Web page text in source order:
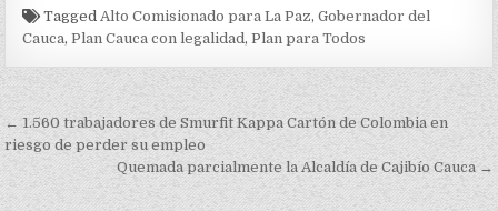
TaggedAlto Comisionado para La Paz,Gobernador del
Cauca,Plan Cauca con legalidad,Plan para Todos
Navegación
de
entradas
← 1.560 trabajadores de Smurfit Kappa Cartón de Colombia en
riesgo de perder su empleo
Quemada parcialmente la Alcaldía de Cajibío Cauca →